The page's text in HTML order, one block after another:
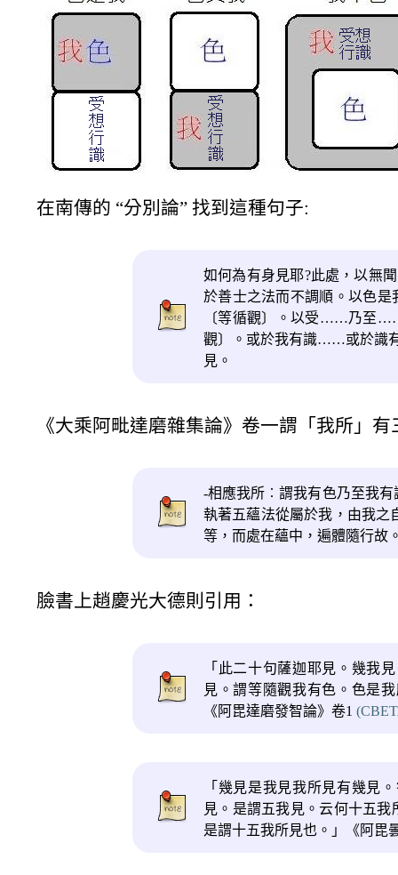
在南傳的 “分別論” 找到這種句子:
如何為有身見耶?此處，以無
於善士之法而不調順。以色
〔等循觀〕。以受……乃至
觀〕。或於我有識……或於識
見。
《大乘阿毗達磨雜集論》卷一謂「我所」
-相應我所︰謂我有色乃至我
執著五蘊法從屬於我，由我之
等，而處在蘊中，遍體隨行故
臉書上趙慶光大德則引用：
「此二十句薩迦耶見。幾我
見。謂等隨觀我有色。色是
《阿毘達磨發智論》卷1
「幾見是我見我所見有幾見
見。是謂五我見。云何十五
是謂十五我所見也。」《阿毘